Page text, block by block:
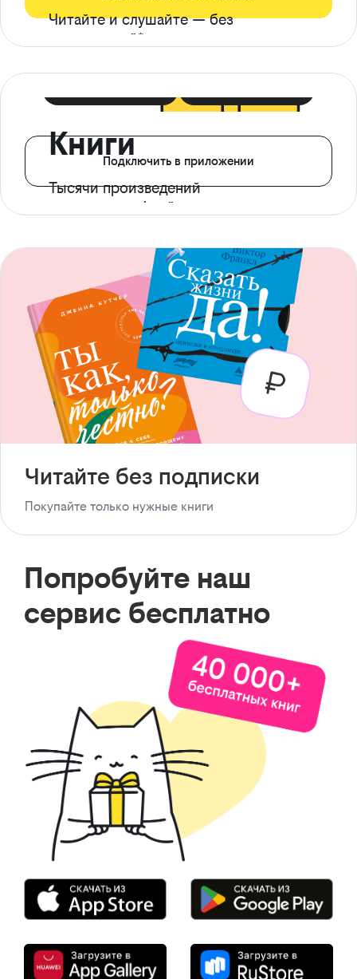
Читайте и слушайте — без
ограничений*
Книги
Тысячи произведений
с доступом офлайн
Подключить в приложении
Читайте без подписки
Покупайте только нужные книги
Попробуйте наш
сервис бесплатно